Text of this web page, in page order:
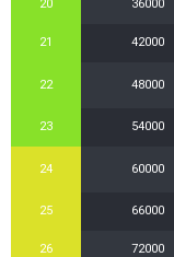
20 36000
21 42000
22 48000
23 54000
24 60000
25 66000
26 72000